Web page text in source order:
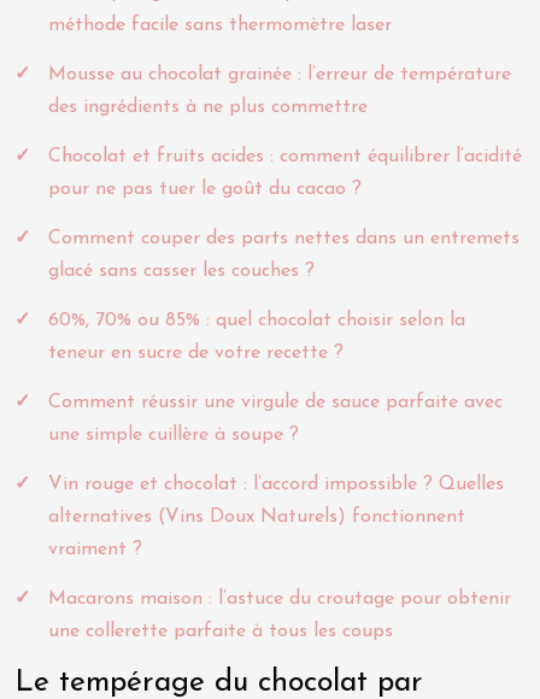
méthode facile sans thermomètre laser
Mousse au chocolat grainée : l’erreur de température
des ingrédients à ne plus commettre
Chocolat et fruits acides : comment équilibrer l’acidité
pour ne pas tuer le goût du cacao ?
Comment couper des parts nettes dans un entremets
glacé sans casser les couches ?
60%, 70% ou 85% : quel chocolat choisir selon la
teneur en sucre de votre recette ?
Comment réussir une virgule de sauce parfaite avec
une simple cuillère à soupe ?
Vin rouge et chocolat : l’accord impossible ? Quelles
alternatives (Vins Doux Naturels) fonctionnent
vraiment ?
Macarons maison : l’astuce du croutage pour obtenir
une collerette parfaite à tous les coups
Le tempérage du chocolat par